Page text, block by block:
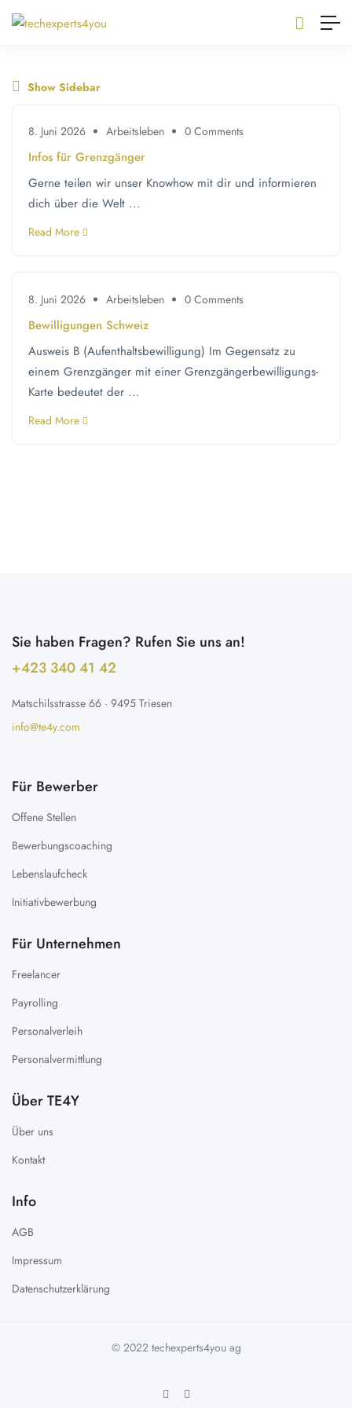
Show Sidebar
8. Juni 2026 Arbeitsleben 0 Comments
Infos für Grenzgänger
Gerne teilen wir unser Knowhow mit dir und informieren
dich über die Welt ...
Read More
8. Juni 2026 Arbeitsleben 0 Comments
Bewilligungen Schweiz
Ausweis B (Aufenthaltsbewilligung) Im Gegensatz zu
einem Grenzgänger mit einer Grenzgängerbewilligungs-
Karte bedeutet der ...
Read More
Sie haben Fragen? Rufen Sie uns an!
+423 340 41 42 ​
Matschilsstrasse 66 · 9495 Triesen
info@te4y.com
Für Bewerber
Offene Stellen
Bewerbungscoaching
Lebenslaufcheck
Initiativbewerbung
Für Unternehmen
Freelancer
Payrolling
Personalverleih
Personalvermittlung
Über TE4Y
Über uns
Kontakt
Info
AGB
Impressum
Datenschutzerklärung
© 2022 techexperts4you ag